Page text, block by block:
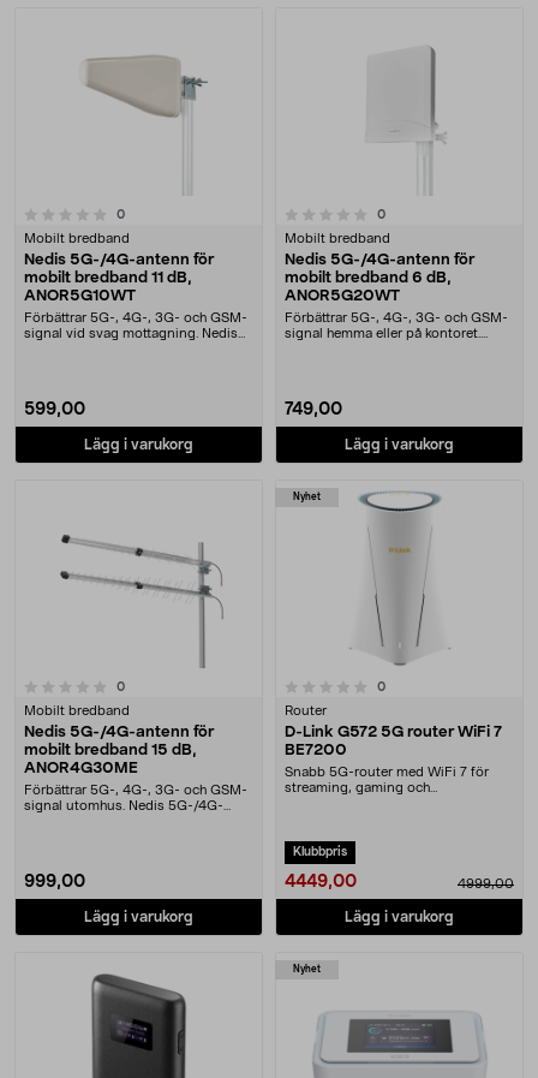
0recensioner
Mobilt bredband
Nedis 5G-/4G-antenn för
mobilt bredband 11 dB,
ANOR5G10WT
Förbättrar 5G-, 4G-, 3G- och GSM-
signal vid svag mottagning. Nedis
599,00
Lägg i varukorg
0.0 av 5 stjärnor 0recensioner
Mobilt bredband
Nedis 5G-/4G-antenn för
mobilt bredband 6 dB,
ANOR5G20WT
Förbättrar 5G-, 4G-, 3G- och GSM-
signal hemma eller på kontoret.
749,00
Lägg i varukorg
0recensioner
Mobilt bredband
Nedis 5G-/4G-antenn för
mobilt bredband 15 dB,
ANOR4G30ME
Förbättrar 5G-, 4G-, 3G- och GSM-
signal utomhus. Nedis 5G-/4G-
999,00
Lägg i varukorg
Nyhet
0.0 av 5 stjärnor 0recensioner
Router
D-Link G572 5G router WiFi 7
BE7200
Snabb 5G-router med WiFi 7 för
streaming, gaming och
Klubbpris
4449,00 4999,00
Lägg i varukorg
Nyhet